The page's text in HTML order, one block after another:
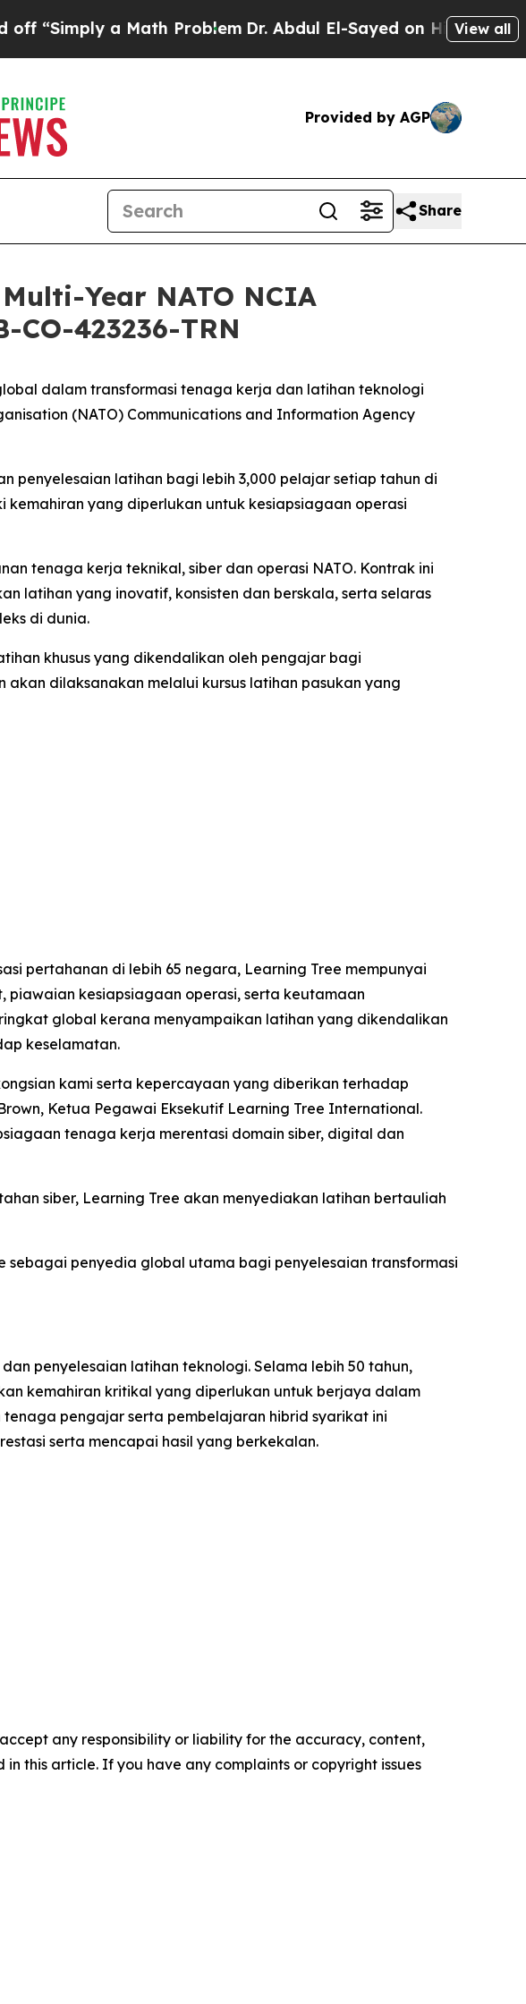
a Math ProblemDr. Abdul El-Sayed on Historic Michigan
View all
Provided by AGP
Share
Year NATO NCIA
423236-TRN
dalam transformasi tenaga kerja dan latihan teknologi
(NATO) Communications and Information Agency
penyelesaian latihan bagi lebih 3,000 pelajar setiap tahun di
kemahiran yang diperlukan untuk kesiapsiagaan operasi
tenaga kerja teknikal, siber dan operasi NATO. Kontrak ini
latihan yang inovatif, konsisten dan berskala, serta selaras
di dunia.
khusus yang dikendalikan oleh pengajar bagi
dilaksanakan melalui kursus latihan pasukan yang
pertahanan di lebih 65 negara, Learning Tree mempunyai
piawaian kesiapsiagaan operasi, serta keutamaan
global kerana menyampaikan latihan yang dikendalikan
keselamatan.
kami serta kepercayaan yang diberikan terhadap
Ketua Pegawai Eksekutif Learning Tree International.
tenaga kerja merentasi domain siber, digital dan
siber, Learning Tree akan menyediakan latihan bertauliah
penyedia global utama bagi penyelesaian transformasi
penyelesaian latihan teknologi. Selama lebih 50 tahun,
kemahiran kritikal yang diperlukan untuk berjaya dalam
pengajar serta pembelajaran hibrid syarikat ini
serta mencapai hasil yang berkekalan.
any responsibility or liability for the accuracy, content,
this article. If you have any complaints or copyright issues